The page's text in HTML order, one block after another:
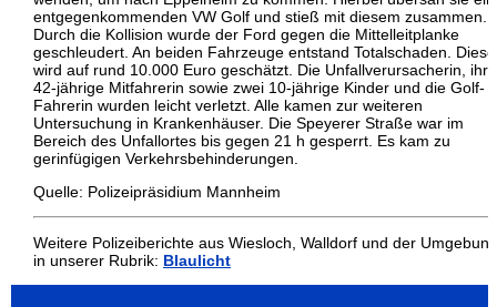
entgegenkommenden VW Golf und stieß mit diesem zusammen.
Durch die Kollision wurde der Ford gegen die Mittelleitplanke
geschleudert. An beiden Fahrzeuge entstand Totalschaden.
wird auf rund 10.000 Euro geschätzt. Die Unfallverursacherin, ihre
42-jährige Mitfahrerin sowie zwei 10-jährige Kinder und die Golf-
Fahrerin wurden leicht verletzt. Alle kamen zur weiteren
Untersuchung in Krankenhäuser. Die Speyerer Straße war im
Bereich des Unfallortes bis gegen 21 h gesperrt. Es kam zu
gerinfügigen Verkehrsbehinderungen.
Quelle: Polizeipräsidium Mannheim
Weitere Polizeiberichte aus Wiesloch, Walldorf und der Umgebung
in unserer Rubrik: Blaulicht